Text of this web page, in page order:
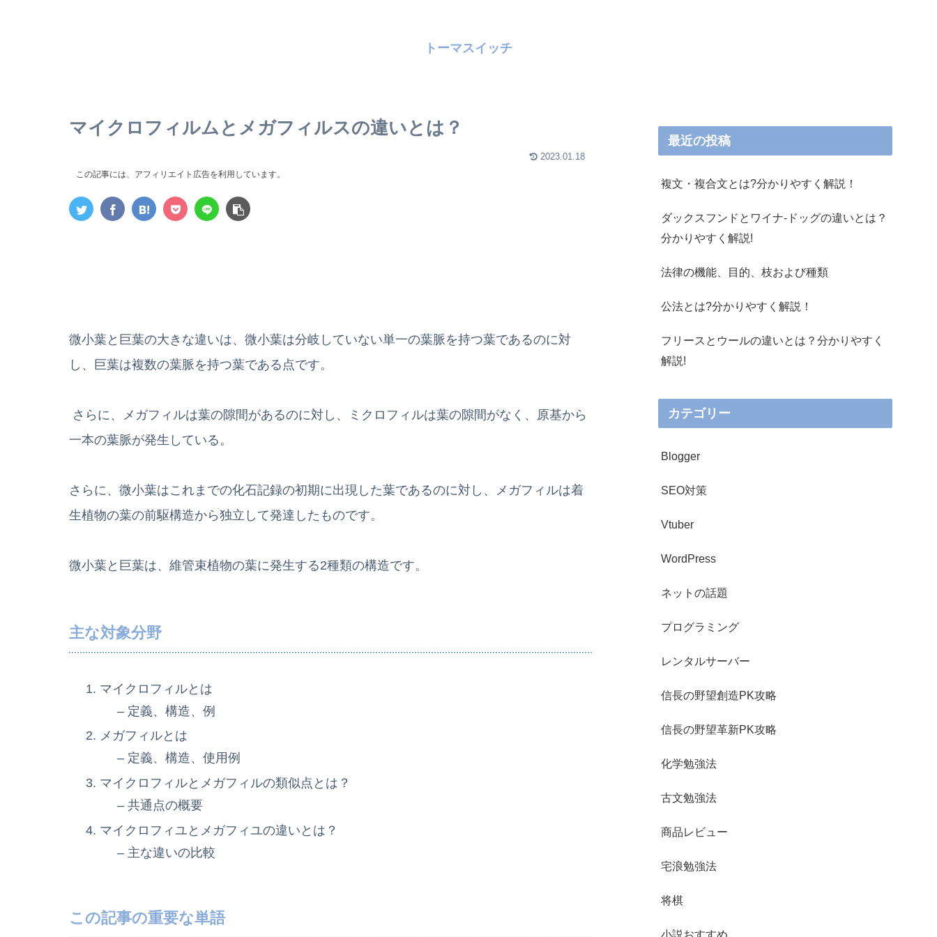
トーマスイッチ
マイクロフィルムとメガフィルスの違いとは？
2023.01.18
この記事には、アフィリエイト広告を利用しています。
微小葉と巨葉の大きな違いは、微小葉は分岐していない単一の葉脈を持つ葉であるのに対
し、巨葉は複数の葉脈を持つ葉である点です。
さらに、メガフィルは葉の隙間があるのに対し、ミクロフィルは葉の隙間がなく、原基から
一本の葉脈が発生している。
さらに、微小葉はこれまでの化石記録の初期に出現した葉であるのに対し、メガフィルは着
生植物の葉の前駆構造から独立して発達したものです。
微小葉と巨葉は、維管束植物の葉に発生する2種類の構造です。
主な対象分野
マイクロフィルとは
– 定義、構造、例
メガフィルとは
– 定義、構造、使用例
マイクロフィルとメガフィルの類似点とは？
– 共通点の概要
マイクロフィユとメガフィユの違いとは？
– 主な違いの比較
この記事の重要な単語
最近の投稿
複文・複合文とは?分かりやすく解説！
ダックスフンドとワイナ-ドッグの違いとは？
分かりやすく解説!
法律の機能、目的、枝および種類
公法とは?分かりやすく解説！
フリースとウールの違いとは？分かりやすく
解説!
カテゴリー
Blogger
SEO対策
Vtuber
WordPress
ネットの話題
プログラミング
レンタルサーバー
信長の野望創造PK攻略
信長の野望革新PK攻略
化学勉強法
古文勉強法
商品レビュー
宅浪勉強法
将棋
小説おすすめ